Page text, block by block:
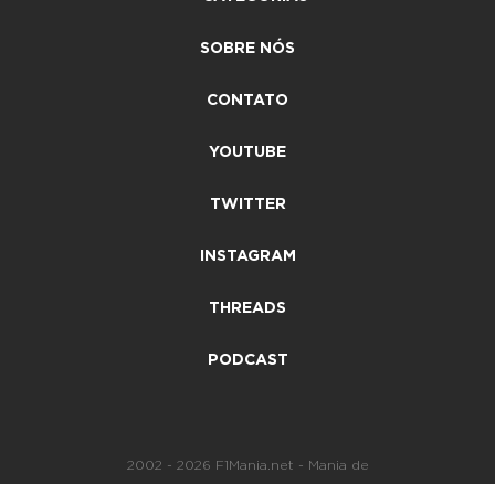
SOBRE NÓS
CONTATO
YOUTUBE
TWITTER
INSTAGRAM
THREADS
PODCAST
2002 - 2026 F1Mania.net - Mania de